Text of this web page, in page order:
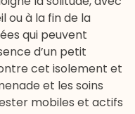
ou à la fin de la
qui peuvent
d’un petit
cet isolement et
et les soins
mobiles et actifs